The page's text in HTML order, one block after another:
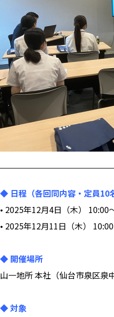
◆ 日程（各回同内容・定員10
• 2025年12月4日（木） 10:00
• 2025年12月11日（木）
◆ 開催場所
山一地所 本社（仙台市泉区泉
◆ 対象